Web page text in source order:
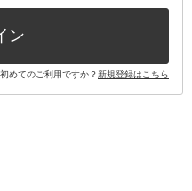
ン
初めてのご利用ですか？新規登録はこちら